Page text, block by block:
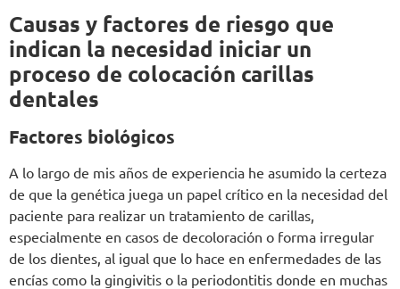
Causas y factores de riesgo que
indican la necesidad iniciar un
proceso de colocación carillas
dentales
Factores biológicos
A lo largo de mis años de experiencia he asumido la certeza
de que la genética juega un papel crítico en la necesidad del
paciente para realizar un tratamiento de carillas,
especialmente en casos de decoloración o forma irregular
de los dientes, al igual que lo hace en enfermedades de las
encías como la gingivitis o la periodontitis donde en muchas